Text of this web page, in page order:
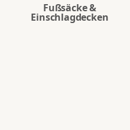
Fußsäcke &
Einschlagdecken